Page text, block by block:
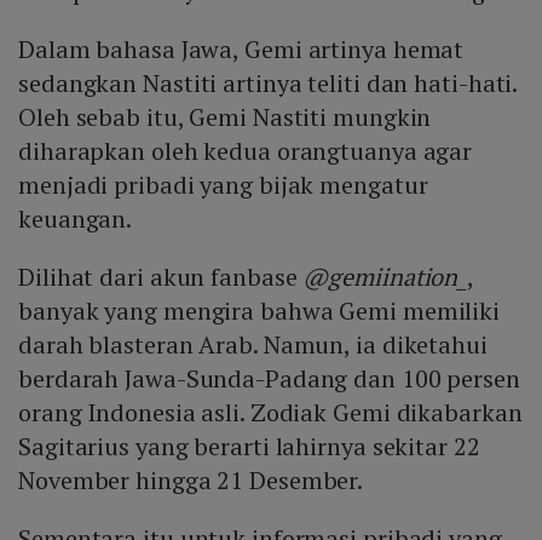
Dalam bahasa Jawa, Gemi artinya hemat
sedangkan Nastiti artinya teliti dan hati-hati.
Oleh sebab itu, Gemi Nastiti mungkin
diharapkan oleh kedua orangtuanya agar
menjadi pribadi yang bijak mengatur
keuangan.
Dilihat dari akun fanbase @gemiination_ ,
banyak yang mengira bahwa Gemi memiliki
darah blasteran Arab. Namun, ia diketahui
berdarah Jawa-Sunda-Padang dan 100 persen
orang Indonesia asli. Zodiak Gemi dikabarkan
Sagitarius yang berarti lahirnya sekitar 22
November hingga 21 Desember.